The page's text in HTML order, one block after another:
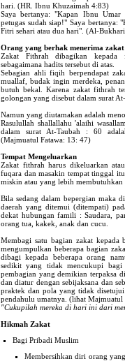
hari. (HR. Ibnu Khuzaimah 4:83)
Saya bertanya: "Kapan Ibnu
petugas sudah siap!" Saya bertanya:
Fitri sehari atau dua hari". (Al-
Orang yang berhak menerima
Zakat Fithrah dibagikan
sebagaimana hadits tersebut di atas.
Sebagian ahli fiqih berpendapat
muallaf, budak ingin merdeka,
butuh bekal. Karena zakat fithrah
golongan yang disebut dalam surat
Namun yang diutamakan adalah
Rasulullah shallallahu 'alaihi
dalam surat At-Taubah : 60
(Majmuatul Fatawa: 13: 47)
Tempat Mengeluarkan
Zakat fithrah harus dikeluarkan
fuqara dan masakin tempat tinggal
miskin atau yang lebih
Bila sedang dalam bepergian maka
daerah yang ditemui (ditempati)
dekat hubungan famili : Saudara,
orang tua, kakek, anak dan cucu.
Membagi satu bagian zakat kepada
mengumpulkan beberapa bagian
dibagi kepada beberapa orang
sedikit yang tidak mencukupi
pembagian yang demikian terpaksa
dan diatur dengan sebijaksana dan
praktek dan pola yang tidak
pendahulu umatnya. (lihat Majmuatul
"Cukupilah mereka di hari ini dari
Hikmah Zakat
Bagi Pribadi Muslim
Membersihkan diri orang